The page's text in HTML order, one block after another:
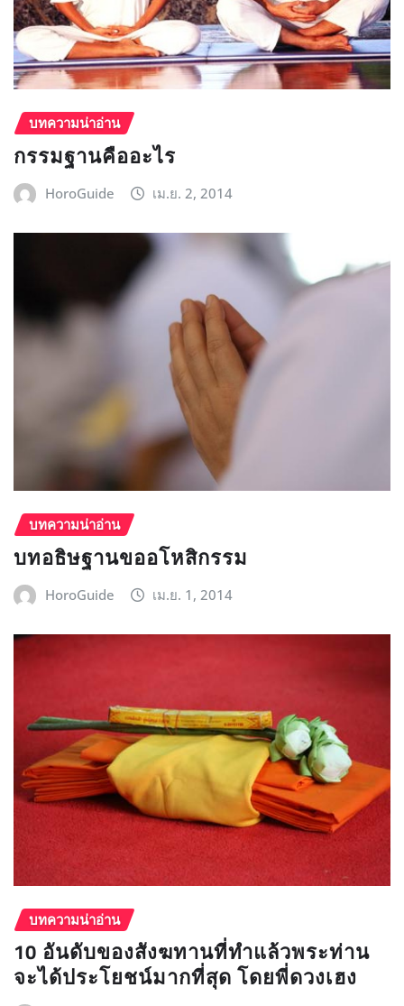
บทความน่าอ่าน
กรรมฐานคืออะไร
HoroGuide เม.ย. 2, 2014
บทความน่าอ่าน
บทอธิษฐานขออโหสิกรรม
HoroGuide เม.ย. 1, 2014
บทความน่าอ่าน
10 อันดับของสังฆทานที่ทำแล้วพระท่าน
จะได้ประโยชน์มากที่สุด โดยพี่ดวงเฮง